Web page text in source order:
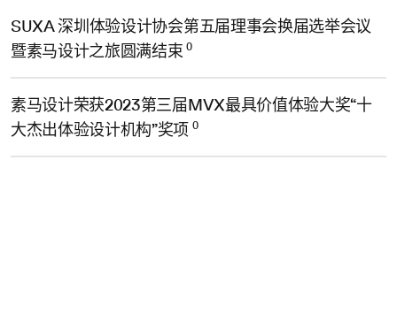
SUXA 深圳体验设计协会第五届理事会换届选举会议
暨素马设计之旅圆满结束 0
素马设计荣获2023第三届MVX最具价值体验大奖“十
大杰出体验设计机构”奖项 0